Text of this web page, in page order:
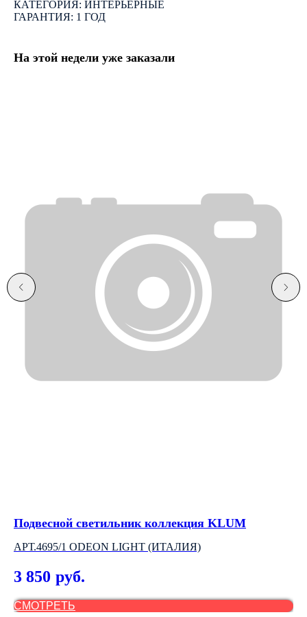
КАТЕГОРИЯ: ИНТЕРЬЕРНЫЕ
ГАРАНТИЯ: 1 ГОД
На этой недели уже заказали
Подвесной светильник коллекция KLUM
АРТ.4695/1 ODEON LIGHT (ИТАЛИЯ)
3 850 руб.
СМОТРЕТЬ